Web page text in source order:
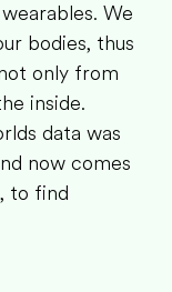
We
bodies, thus
only from
inside.
data was
now comes
to find